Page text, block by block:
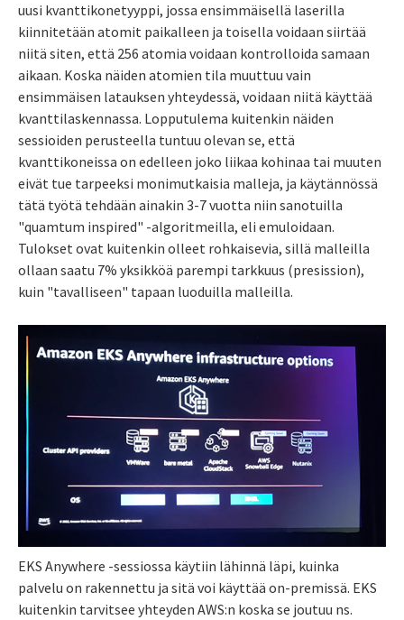
uusi kvanttikonetyyppi, jossa ensimmäisellä laserilla
kiinnitetään atomit paikalleen ja toisella voidaan siirtää
niitä siten, että 256 atomia voidaan kontrolloida samaan
aikaan. Koska näiden atomien tila muuttuu vain
ensimmäisen latauksen yhteydessä, voidaan niitä käyttää
kvanttilaskennassa. Lopputulema kuitenkin näiden
sessioiden perusteella tuntuu olevan se, että
kvanttikoneissa on edelleen joko liikaa kohinaa tai muuten
eivät tue tarpeeksi monimutkaisia malleja, ja käytännössä
tätä työtä tehdään ainakin 3-7 vuotta niin sanotuilla
"quamtum inspired" -algoritmeilla, eli emuloidaan.
Tulokset ovat kuitenkin olleet rohkaisevia, sillä malleilla
ollaan saatu 7% yksikköä parempi tarkkuus (presission),
kuin "tavalliseen" tapaan luoduilla malleilla.
EKS Anywhere -sessiossa käytiin lähinnä läpi, kuinka
palvelu on rakennettu ja sitä voi käyttää on-premissä. EKS
kuitenkin tarvitsee yhteyden AWS:n koska se joutuu ns.